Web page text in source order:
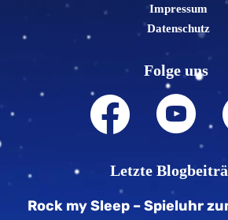
Impressum
Datenschutz
Folge uns
Letzte
Rock my Sleep – Spieluhr